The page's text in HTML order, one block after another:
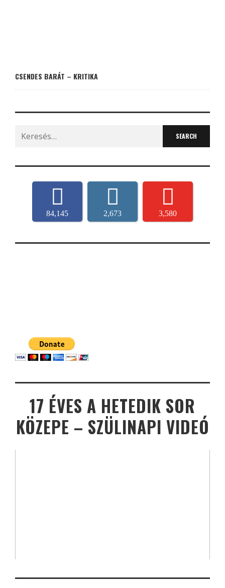
CSENDES BARÁT – KRITIKA
Search
for:
84,145 2,673 3,580
17 ÉVES A HETEDIK SOR
KÖZEPE – SZÜLINAPI VIDEÓ